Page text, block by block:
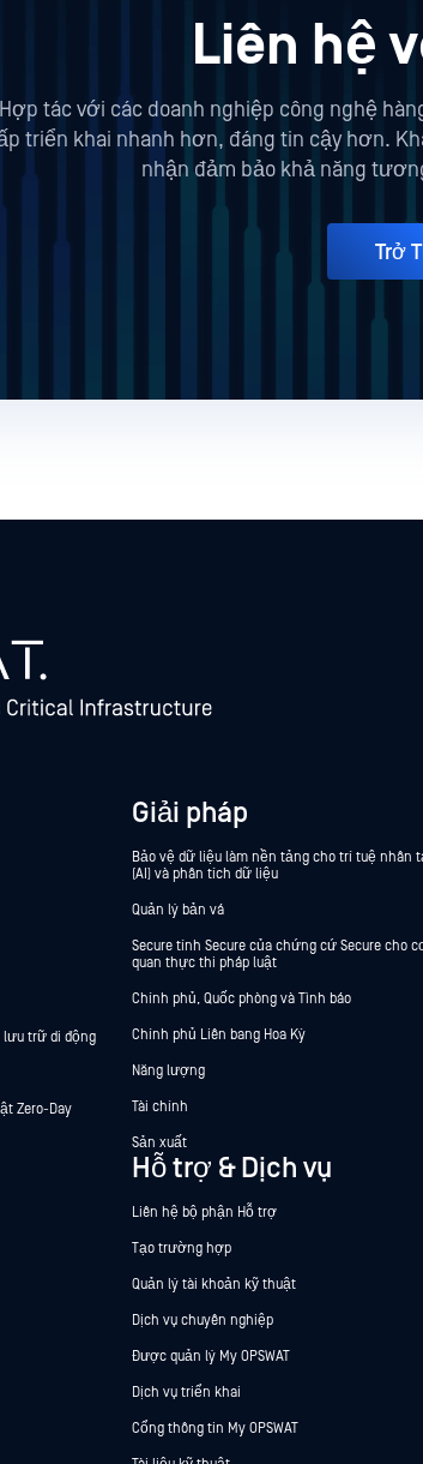
Liên hệ
Hợp tác với các doanh nghiệp công nghệ
triển khai nhanh hơn, đáng tin cậy hơn.
nhận đảm bảo khả năng
Trở
lưu trữ di động
Zero-Day
Giải pháp
Bảo vệ dữ liệu làm nền tảng cho trí tuệ nhân
(AI) và phân tích dữ liệu
Quản lý bản vá
Secure tính Secure của chứng cứ Secure cho
quan thực thi pháp luật
Chính phủ, Quốc phòng và Tình báo
Chính phủ Liên bang Hoa Kỳ
Năng lượng
Tài chính
Sản xuất
Hỗ trợ & Dịch vụ
Liên hệ bộ phận Hỗ trợ
Tạo trường hợp
Quản lý tài khoản kỹ thuật
Dịch vụ chuyên nghiệp
Được quản lý My OPSWAT
Dịch vụ triển khai
Cổng thông tin My OPSWAT